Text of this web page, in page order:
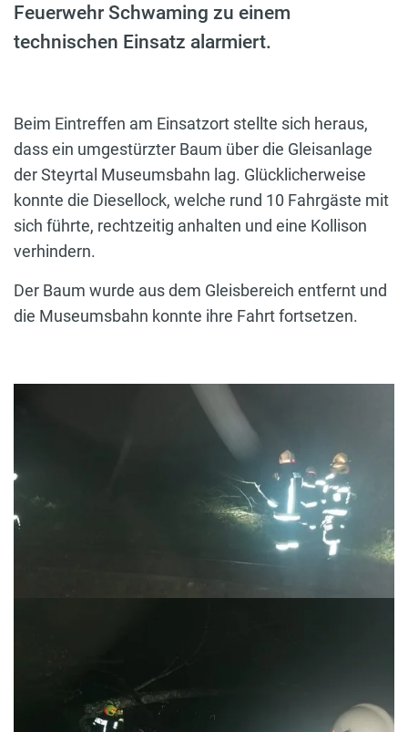
Feuerwehr Schwaming zu einem
technischen Einsatz alarmiert.
Beim Eintreffen am Einsatzort stellte sich heraus,
dass ein umgestürzter Baum über die Gleisanlage
der Steyrtal Museumsbahn lag. Glücklicherweise
konnte die Diesellock, welche rund 10 Fahrgäste mit
sich führte, rechtzeitig anhalten und eine Kollison
verhindern.
Der Baum wurde aus dem Gleisbereich entfernt und
die Museumsbahn konnte ihre Fahrt fortsetzen.